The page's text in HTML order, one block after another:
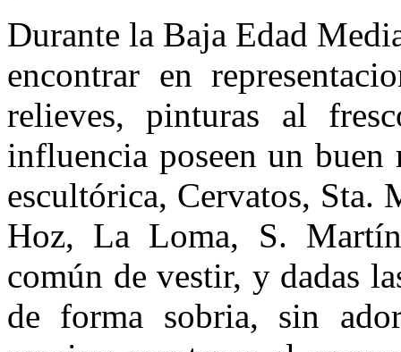
Durante la Baja Edad
encontrar en
relieves, pinturas al
influencia poseen un buen
escultórica, Cervatos, Sta.
Hoz, La Loma, S.
común de vestir, y dadas
de forma sobria, sin